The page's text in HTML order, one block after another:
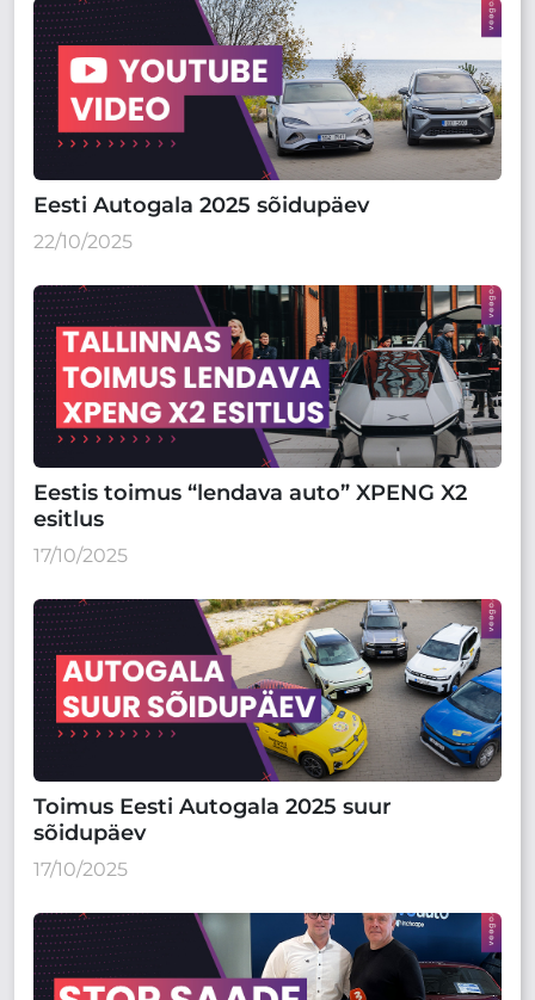
Eesti Autogala 2025 sõidupäev
22/10/2025
Eestis toimus “lendava auto” XPENG X2
esitlus
17/10/2025
Toimus Eesti Autogala 2025 suur
sõidupäev
17/10/2025